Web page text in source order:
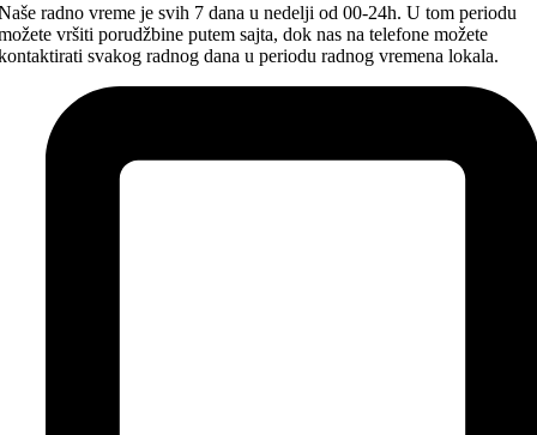
radno vreme je svih 7 dana u nedelji od 00-24h. U tom periodu
vršiti porudžbine putem sajta, dok nas na telefone možete
svakog radnog dana u periodu radnog vremena lokala.